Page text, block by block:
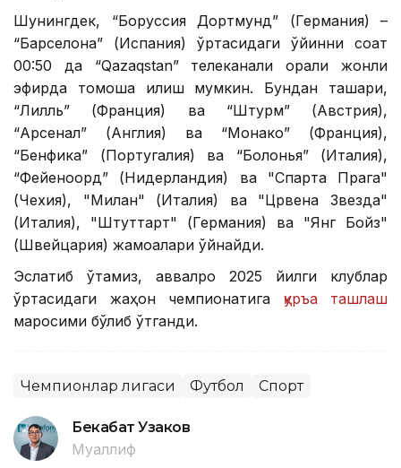
Шунингдек, “Боруссия Дортмунд” (Германия) –
“Барселона” (Испания) ўртасидаги ўйинни соат
00:50 да “Qazaqstan” телеканали орқали жонли
эфирда томоша қилиш мумкин. Бундан ташқари,
“Лилль” (Франция) ва “Штурм” (Австрия),
“Арсенал” (Англия) ва “Монако” (Франция),
“Бенфика” (Португалия) ва “Болонья” (Италия),
“Фейеноорд” (Нидерландия) ва "Спарта Прага"
(Чехия), "Милан" (Италия) ва "Црвена Звезда"
(Италия), "Штуттарт" (Германия) ва "Янг Бойз"
(Швейцария) жамоалари ўйнайди.
Эслатиб ўтамиз, аввалроқ 2025 йилги клублар
ўртасидаги жаҳон чемпионатига қуръа ташлаш
маросими бўлиб ўтганди.
Чемпионлар лигаси Футбол Спорт
Бекабат Узаков
Муаллиф